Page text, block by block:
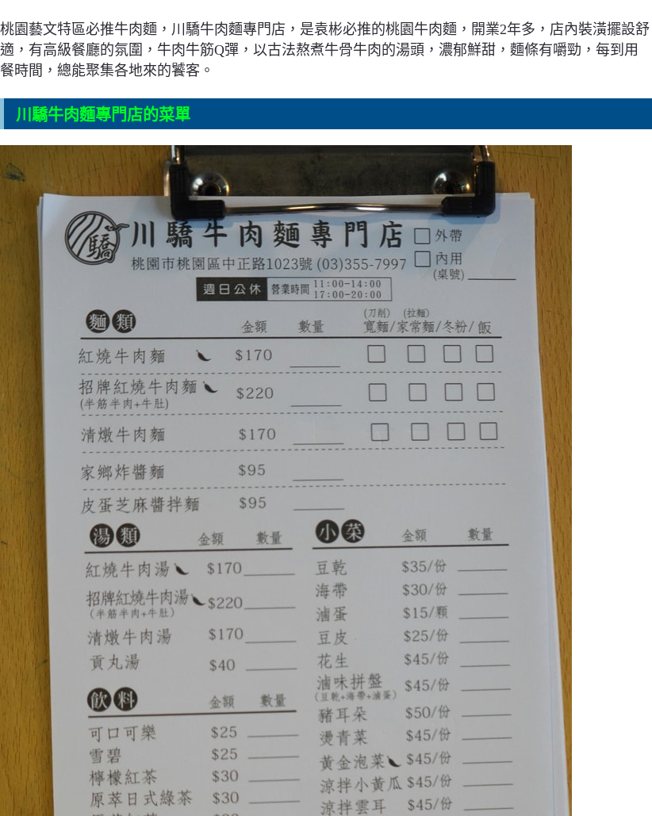
桃園藝文特區必推牛肉麵，川驕牛肉麵專門店，是袁彬必推的桃園牛肉麵，開業2年多，店內裝潢擺設舒
適，有高級餐廳的氛圍，牛肉牛筋Q彈，以古法熬煮牛骨牛肉的湯頭，濃郁鮮甜，麵條有嚼勁，每到用
餐時間，總能聚集各地來的饕客。
川驕牛肉麵專門店的菜單